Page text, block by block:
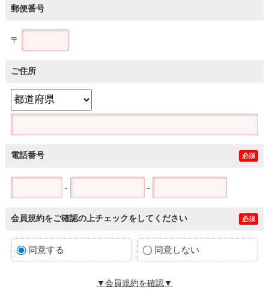
郵便番号
〒
ご住所
電話番号 必須
- -
会員規約をご確認の上チェックをしてください 必須
同意する 同意しない
▼会員規約を確認▼